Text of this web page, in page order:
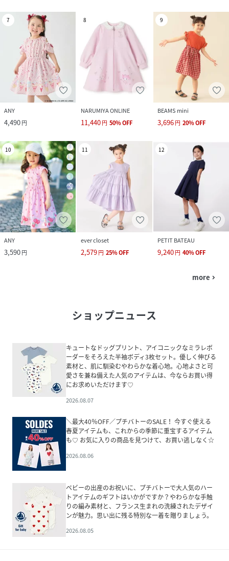
7
ANY
4,490円
8
NARUMIYA ONLINE
11,440円 50%OFF
9
BEAMS mini
3,696円 20%OFF
10
ANY
3,590円
11
ever closet
2,579円 25%OFF
12
PETIT BATEAU
9,240円 40%OFF
more navigate_next
ショップニュース
キュートなドッグプリント、アイコニックなミラレボ
ーダーをそろえた半袖ボディ3枚セット。優しく伸びる
素材と、肌に馴染むやわらかな着心地。心地よさと可
愛さを兼ね備えた人気のアイテムは、今ならお買い得
にお求めいただけます♡
2026.08.07
＼最大40％OFF／プチバトーのSALE！ 今すぐ使える
春夏アイテムも、これからの季節に重宝するアイテム
も♡ お気に入りの商品を見つけて、お買い逃しなく☆
2026.08.06
ベビーの出産のお祝いに、プチバトーで大人気のハー
トアイテムのギフトはいかがですか？やわらかな手触
りの編み素材と、フランス生まれの洗練されたデザイ
ンが魅力。思い出に残る特別な一着を贈りましょう。
2026.08.05